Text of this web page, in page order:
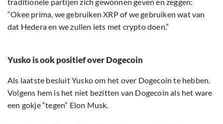
“Okee prima, we gebruiken XRP of we gebruiken wat van
dat Hedera en we zullen iets met crypto doen.”
Yusko is ook positief over Dogecoin
Als laatste besluit Yusko om het over Dogecoin te hebben.
Volgens hem is het niet bezitten van Dogecoin als het ware
een gokje “tegen” Elon Musk.